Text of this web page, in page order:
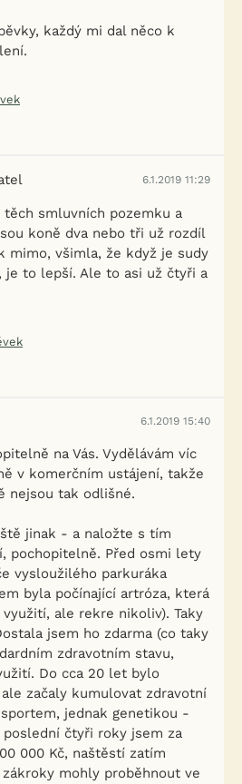
každý mi dal něco k
6.1.2019 11:29
těch smluvních pozemku a
koně dva nebo tři už rozdíl
mimo, všimla, že když je sudy
je to lepší. Ale to asi už čtyři a
6.1.2019 15:40
na Vás. Vydělávám víc
v komerčním ustájení, takže
nejsou tak odlišné.
jinak - a naložte s tím
pochopitelně. Před osmi lety
vysloužilého parkuráka
byla počínající artróza, která
ale rekre nikoliv). Taky
jsem ho zdarma (co taky
zdravotním stavu,
Do cca 20 let bylo
začaly kumulovat zdravotní
jednak genetikou -
poslední čtyři roky jsem za
000 Kč, naštěstí zatím
mohly proběhnout ve